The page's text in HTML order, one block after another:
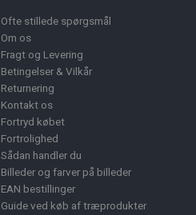
Ofte stillede spørgsmål
Om os
Fragt og Levering
Betingelser & Vilkår
Returnering
Kontakt os
Fortryd købet
Fortrolighed
Sådan handler du
Billeder og farver på billeder
EAN bestillinger
Guide ved køb af træprodukter